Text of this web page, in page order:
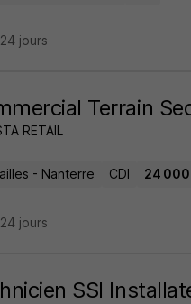
jours
Terrain
RETAIL
- Nanterre CDI 24
jours
SSI